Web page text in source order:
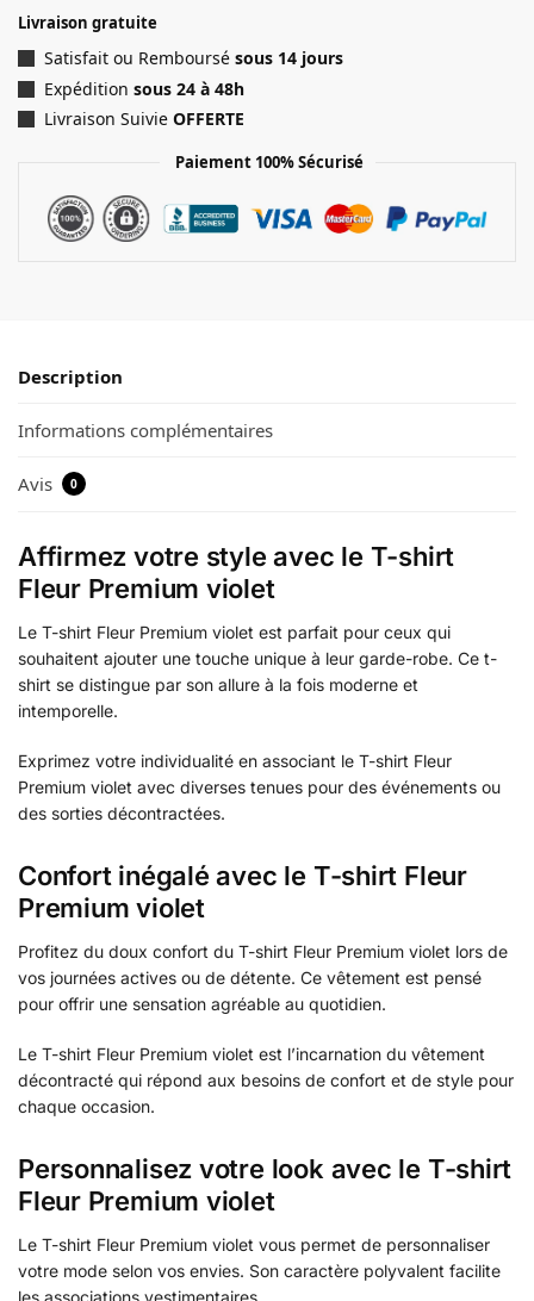
Livraison gratuite
Satisfait ou Remboursé sous 14 jours
Expédition sous 24 à 48h
Livraison Suivie OFFERTE
Paiement 100% Sécurisé
Description
Informations complémentaires
Avis 0
Affirmez votre style avec le T-shirt
Fleur Premium violet
Le T-shirt Fleur Premium violet est parfait pour ceux qui
souhaitent ajouter une touche unique à leur garde-robe. Ce t-
shirt se distingue par son allure à la fois moderne et
intemporelle.
Exprimez votre individualité en associant le T-shirt Fleur
Premium violet avec diverses tenues pour des événements ou
des sorties décontractées.
Confort inégalé avec le T-shirt Fleur
Premium violet
Profitez du doux confort du T-shirt Fleur Premium violet lors de
vos journées actives ou de détente. Ce vêtement est pensé
pour offrir une sensation agréable au quotidien.
Le T-shirt Fleur Premium violet est l’incarnation du vêtement
décontracté qui répond aux besoins de confort et de style pour
chaque occasion.
Personnalisez votre look avec le T-shirt
Fleur Premium violet
Le T-shirt Fleur Premium violet vous permet de personnaliser
votre mode selon vos envies. Son caractère polyvalent facilite